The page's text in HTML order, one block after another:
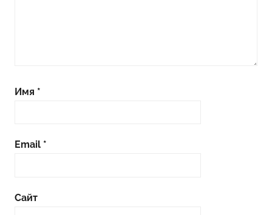
Имя *
Email *
Сайт